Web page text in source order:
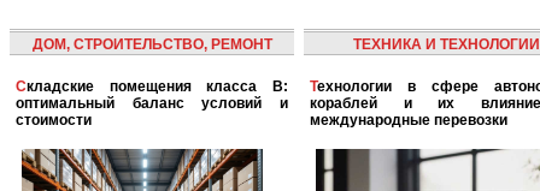
ДОМ, СТРОИТЕЛЬСТВО, РЕМОНТ
Складские помещения класса B:
оптимальный баланс условий и
стоимости
ТЕХНИКА И ТЕХНОЛОГИИ
Технологии в сфере автономных
кораблей и их
международные перевозки